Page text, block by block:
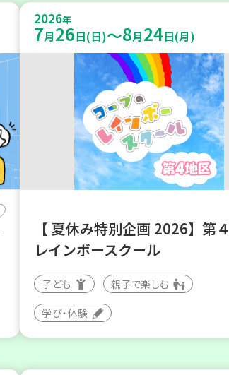
2026年
7月26日(日)～8月24日(月)
【 夏休み特別企画 2026】第
レインボースクール
子ども 親子で楽しむ
学び・体験